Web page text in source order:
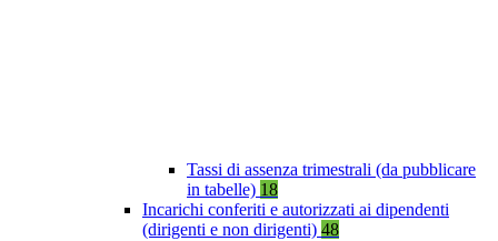
Tassi di assenza trimestrali (da pubblicare
in tabelle) 18
Incarichi conferiti e autorizzati ai dipendenti
(dirigenti e non dirigenti) 48